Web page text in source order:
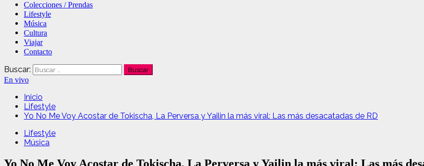
Colecciones / Prendas
Lifestyle
Música
Cultura
Viajar
Contacto
Buscar:
En vivo
Inicio
Lifestyle
Yo No Me Voy Acostar de Tokischa, La Perversa y Yailin la más viral: Las más desacatadas de RD
Lifestyle
Música